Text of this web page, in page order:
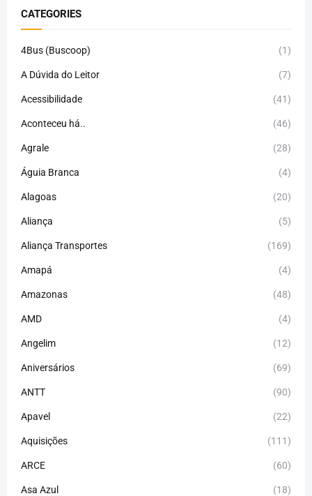
CATEGORIES
4Bus (Buscoop) (1)
A Dúvida do Leitor (7)
Acessibilidade (41)
Aconteceu há.. (46)
Agrale (28)
Águia Branca (4)
Alagoas (20)
Aliança (5)
Aliança Transportes (169)
Amapá (4)
Amazonas (48)
AMD (4)
Angelim (12)
Aniversários (69)
ANTT (90)
Apavel (22)
Aquisições (111)
ARCE (60)
Asa Azul (18)